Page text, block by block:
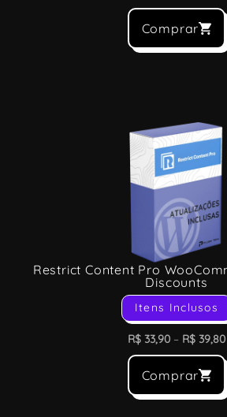
Comprar
Restrict Content Pro
Discounts
Itens Inclusos
R$ 33,90 – R$ 39,80
Comprar